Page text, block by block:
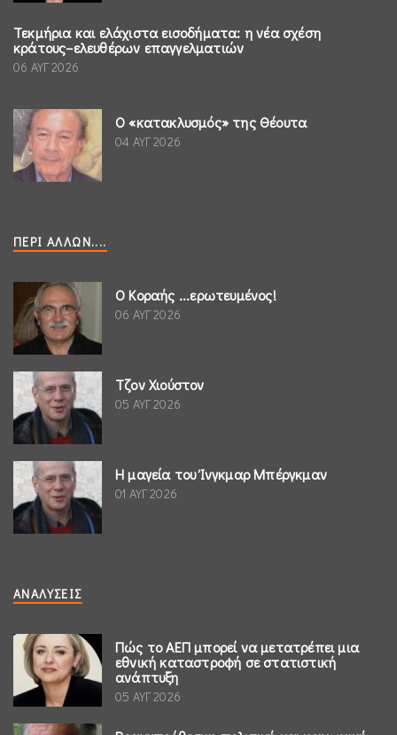
Τεκμήρια και ελάχιστα εισοδήματα: η νέα σχέση
κράτους–ελευθέρων επαγγελματιών
06 ΑΥΓ 2026
Ο «κατακλυσμός» της Θέουτα
04 ΑΥΓ 2026
ΠΕΡΊ ΆΛΛΩΝ....
Ο Κοραής ...ερωτευμένος!
06 ΑΥΓ 2026
Τζον Χιούστον
05 ΑΥΓ 2026
Η μαγεία του Ίνγκμαρ Μπέργκμαν
01 ΑΥΓ 2026
ΑΝΑΛΎΣΕΙΣ
Πώς το ΑΕΠ μπορεί να μετατρέπει μια
εθνική καταστροφή σε στατιστική
ανάπτυξη
05 ΑΥΓ 2026